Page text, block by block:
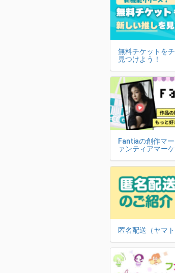
無料チケットを
見つけよう！
Fantiaの創作マ
ァンティアマーケ
匿名配送（ヤマ